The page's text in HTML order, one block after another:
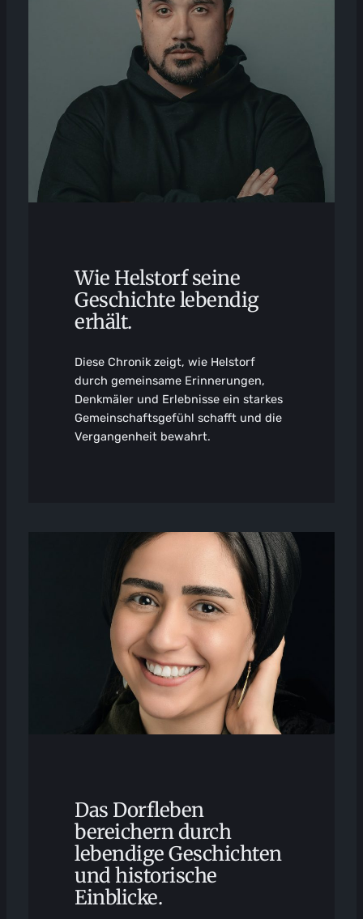
Wie Helstorf seine
Geschichte lebendig
erhält.
Diese Chronik zeigt, wie Helstorf
durch gemeinsame Erinnerungen,
Denkmäler und Erlebnisse ein starkes
Gemeinschaftsgefühl schafft und die
Vergangenheit bewahrt.
Das Dorfleben
bereichern durch
lebendige Geschichten
und historische
Einblicke.